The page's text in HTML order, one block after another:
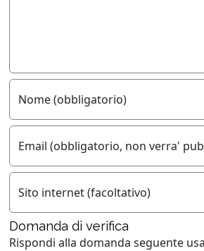
Nome (obbligatorio)
Email (obbligatorio, non verra'
Sito internet (facoltativo)
Domanda di verifica
Rispondi alla domanda seguente